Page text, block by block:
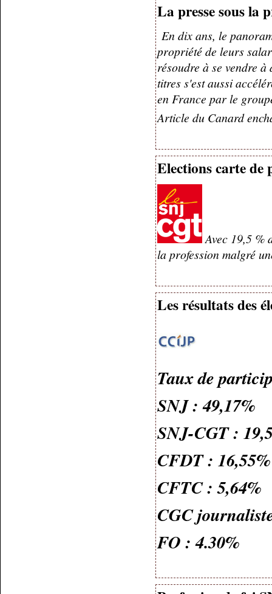
La presse sous la
En dix ans, le
propriété de leurs
résoudre à se vendre
titres s'est aussi
en France par le
Article du Canard
Elections carte de
Avec 19,5 %
la profession malgré
Les résultats des
Taux de
SNJ : 49,17%
SNJ-CGT :
CFDT : 16,55%
CFTC : 5,64%
CGC
FO : 4.30%